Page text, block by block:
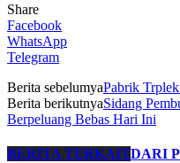
Share
Facebook
WhatsApp
Telegram
Berita sebelumyaPabrik
Berita berikutnyaSidang
Berpeluang Bebas Hari Ini
BERITA TERKAITDARI